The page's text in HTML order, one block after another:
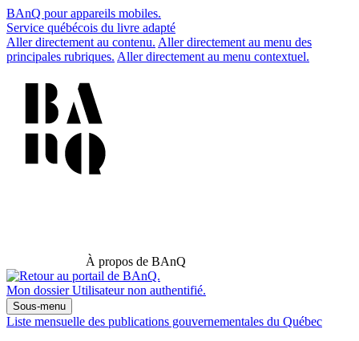
BAnQ pour appareils mobiles.
Service québécois du livre adapté
Aller directement au contenu. Aller directement au menu des
principales rubriques. Aller directement au menu contextuel.
À propos de BAnQ
Mon dossier Utilisateur non authentifié.
Sous-menu
Liste mensuelle des publications gouvernementales du Québec